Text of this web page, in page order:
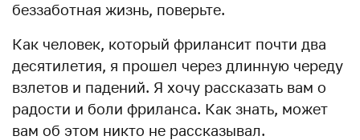
беззаботная жизнь, поверьте.
Как человек, который фрилансит почти два
десятилетия, я прошел через длинную череду
взлетов и падений. Я хочу рассказать вам о
радости и боли фриланса. Как знать, может
вам об этом никто не рассказывал.